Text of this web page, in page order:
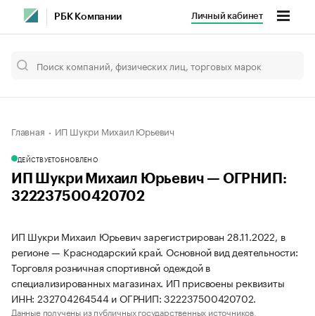
РБК Компании Личный кабинет
Главная ИП Шукри Михаил Юрьевич
ДЕЙСТВУЕТОБНОВЛЕНО
ИП Шукри Михаил Юрьевич — ОГРНИП:
322237500420702
ИП Шукри Михаил Юрьевич зарегистрирован 28.11.2022, в
регионе — Краснодарский край. Основной вид деятельности:
Торговля розничная спортивной одеждой в
специализированных магазинах. ИП присвоены реквизиты
ИНН: 232704264544 и ОГРНИП: 322237500420702.
Данные получены из публичных государственных источников.